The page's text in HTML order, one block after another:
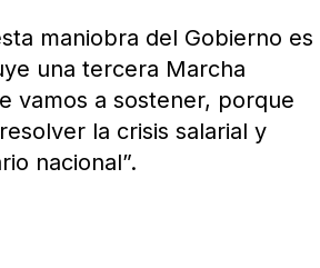
maniobra del Gobierno es
una tercera Marcha
vamos a sostener, porque
la crisis salarial y
nacional”.